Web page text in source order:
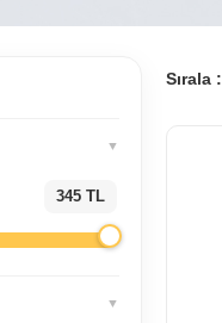
▼
345 TL
▼
Sırala :